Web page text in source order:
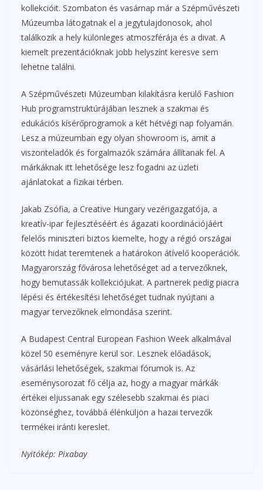
kollekcióit. Szombaton és vasárnap már a Szépművészeti
Múzeumba látogatnak el a jegytulajdonosok, ahol
találkozik a hely különleges atmoszférája és a divat. A
kiemelt prezentációknak jobb helyszínt keresve sem
lehetne találni.
A Szépművészeti Múzeumban kilakításra kerülő Fashion
Hub programstruktúrájában lesznek a szakmai és
edukációs kísérőprogramok a két hétvégi nap folyamán.
Lesz a múzeumban egy olyan showroom is, amit a
viszonteladók és forgalmazók számára állítanak fel. A
márkáknak itt lehetősége lesz fogadni az üzleti
ajánlatokat a fizikai térben.
Jakab Zsófia, a Creative Hungary vezérigazgatója, a
kreatív-ipar fejlesztéséért és ágazati koordinációjáért
felelős miniszteri biztos kiemelte, hogy a régió országai
között hidat teremtenek a határokon átívelő kooperációk.
Magyarország fővárosa lehetőséget ad a tervezőknek,
hogy bemutassák kollekciójukat. A partnerek pedig piacra
lépési és értékesítési lehetőséget tudnak nyújtani a
magyar tervezőknek elmondása szerint.
A Budapest Central European Fashion Week alkalmával
közel 50 eseményre kerül sor. Lesznek előadások,
vásárlási lehetőségek, szakmai fórumok is. Az
eseménysorozat fő célja az, hogy a magyar márkák
értékei eljussanak egy szélesebb szakmai és piaci
közönséghez, továbbá élénküljön a hazai tervezők
termékei iránti kereslet.
Nyitókép: Pixabay